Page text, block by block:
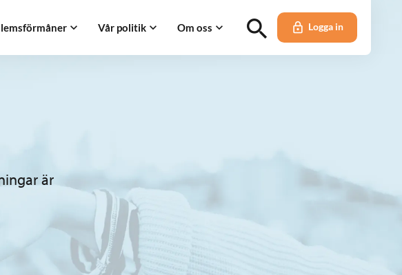
Vår politik Om oss Logga in
är